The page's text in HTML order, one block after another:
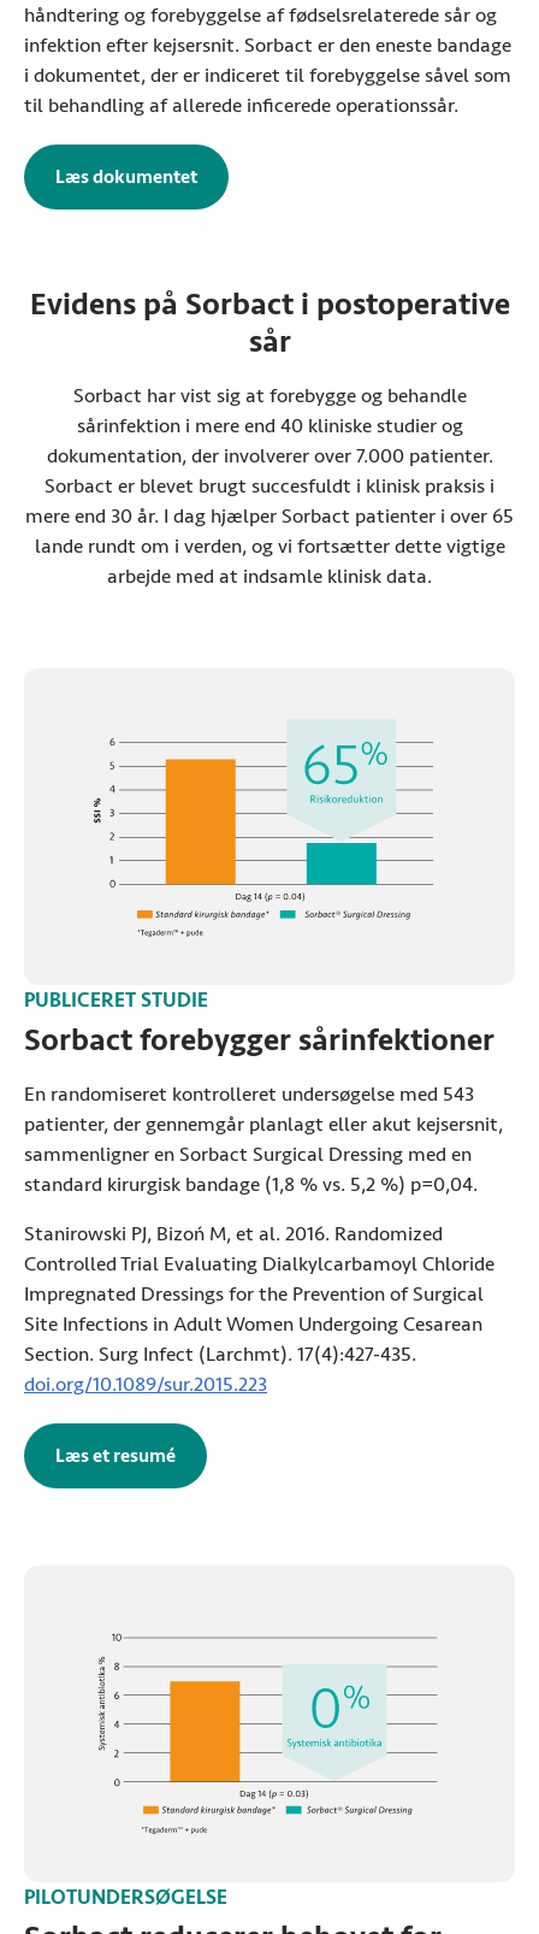
håndtering og forebyggelse af fødselsrelaterede sår og
infektion efter kejsersnit. Sorbact er den eneste bandage
i dokumentet, der er indiceret til forebyggelse såvel som
til behandling af allerede inficerede operationssår.
Læs dokumentetfra EWMA
Evidens på Sorbact i postoperative
sår
Sorbact har vist sig at forebygge og behandle
sårinfektion i mere end 40 kliniske studier og
dokumentation, der involverer over 7.000 patienter.
Sorbact er blevet brugt succesfuldt i klinisk praksis i
mere end 30 år. I dag hjælper Sorbact patienter i over 65
lande rundt om i verden, og vi fortsætter dette vigtige
arbejde med at indsamle klinisk data.
PUBLICERET STUDIE
Sorbact forebygger sårinfektioner
En randomiseret kontrolleret undersøgelse med 543
patienter, der gennemgår planlagt eller akut kejsersnit,
sammenligner en Sorbact Surgical Dressing med en
standard kirurgisk bandage (1,8 % vs. 5,2 %) p=0,04.
Stanirowski PJ, Bizoń M, et al. 2016. Randomized
Controlled Trial Evaluating Dialkylcarbamoyl Chloride
Impregnated Dressings for the Prevention of Surgical
Site Infections in Adult Women Undergoing Cesarean
Section. Surg Infect (Larchmt). 17(4):427-435.
doi.org/10.1089/sur.2015.223
Læs et resuméaf den randomiserede kontrollerede
PILOTUNDERSØGELSE